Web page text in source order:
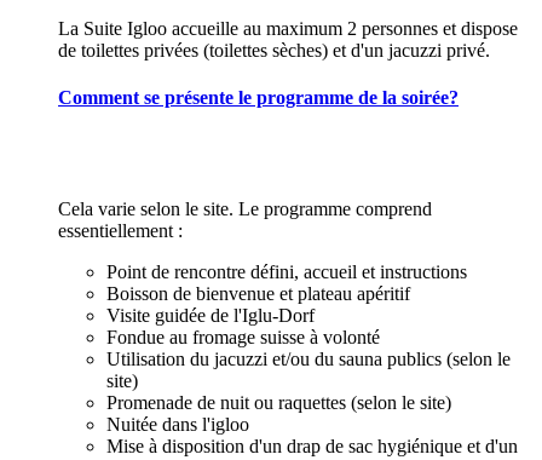
La Suite Igloo accueille au maximum 2 personnes et dispose
de toilettes privées (toilettes sèches) et d'un jacuzzi privé.
Comment se présente le programme de la soirée?
Cela varie selon le site. Le programme comprend
essentiellement :
Point de rencontre défini, accueil et instructions
Boisson de bienvenue et plateau apéritif
Visite guidée de l'Iglu-Dorf
Fondue au fromage suisse à volonté
Utilisation du jacuzzi et/ou du sauna publics (selon le
site)
Promenade de nuit ou raquettes (selon le site)
Nuitée dans l'igloo
Mise à disposition d'un drap de sac hygiénique et d'un